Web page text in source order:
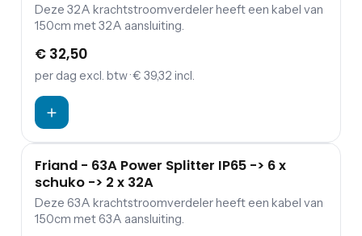
Deze 32A krachtstroomverdeler heeft een kabel van
150cm met 32A aansluiting.
€ 32,50
per dag excl. btw· € 39,32 incl.
Friand - 63A Power Splitter IP65 -> 6 x
schuko -> 2 x 32A
Deze 63A krachtstroomverdeler heeft een kabel van
150cm met 63A aansluiting.